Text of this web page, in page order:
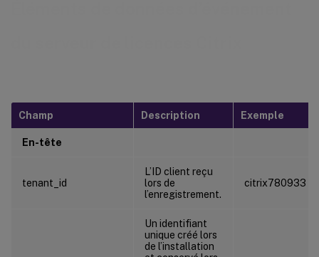
Champ Description Exemple
En-tête
tenant_id
L’ID client reçu
lors de
l’enregistrement.
citrix780933
Un identifiant
unique créé lors
de l’installation